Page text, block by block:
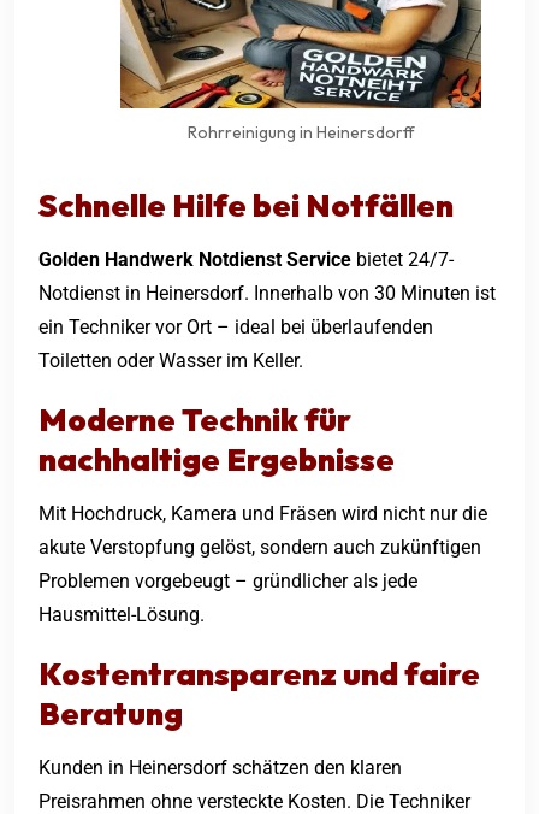
Rohrreinigung in Heinersdorff
Schnelle Hilfe bei Notfällen
Golden Handwerk Notdienst Service bietet 24/7-
Notdienst in Heinersdorf. Innerhalb von 30 Minuten ist
ein Techniker vor Ort – ideal bei überlaufenden
Toiletten oder Wasser im Keller.
Moderne Technik für
nachhaltige Ergebnisse
Mit Hochdruck, Kamera und Fräsen wird nicht nur die
akute Verstopfung gelöst, sondern auch zukünftigen
Problemen vorgebeugt – gründlicher als jede
Hausmittel-Lösung.
Kostentransparenz und faire
Beratung
Kunden in Heinersdorf schätzen den klaren
Preisrahmen ohne versteckte Kosten. Die Techniker